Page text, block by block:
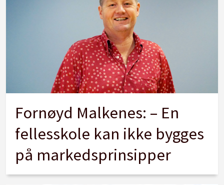
Fornøyd Malkenes: – En
fellesskole kan ikke bygges
på markedsprinsipper